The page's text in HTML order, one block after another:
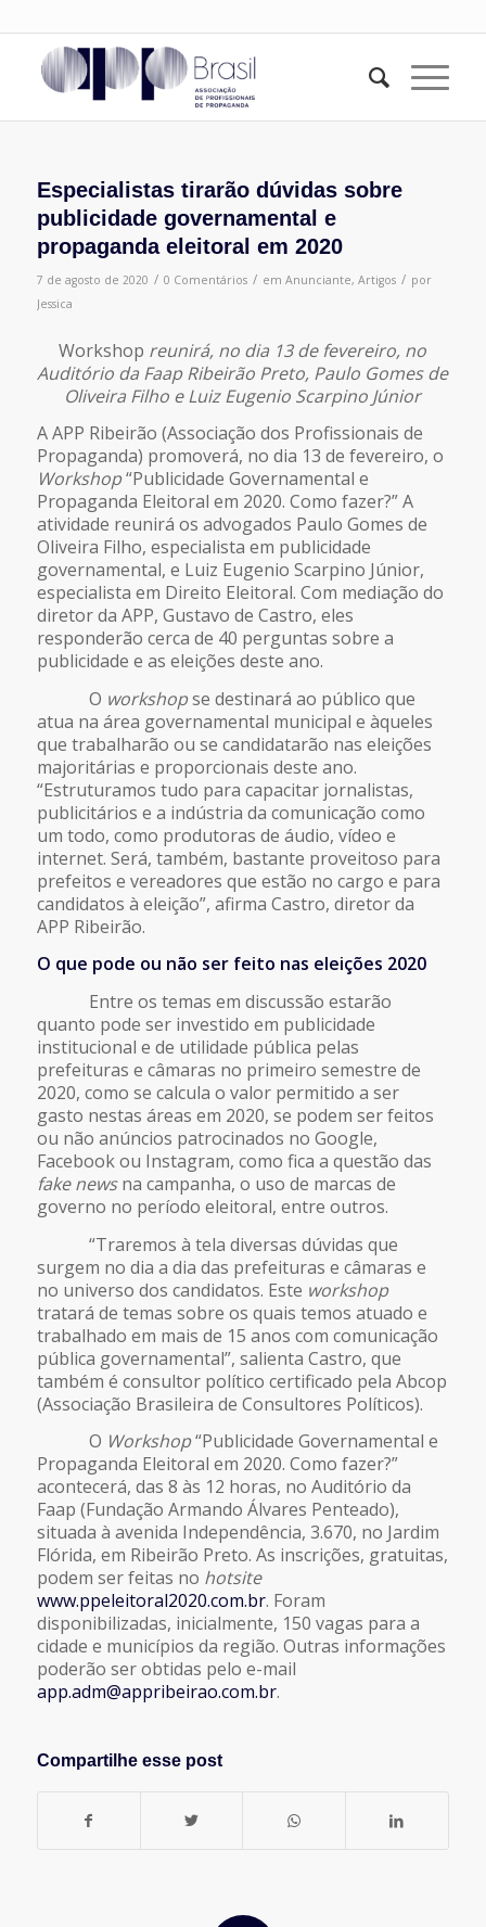
Especialistas tirarão dúvidas sobre
publicidade governamental e
propaganda eleitoral em 2020
7 de agosto de 2020 / 0 Comentários / em Anunciante, Artigos / por
Jessica
Workshop reunirá, no dia 13 de fevereiro, no
Auditório da Faap Ribeirão Preto, Paulo Gomes de
Oliveira Filho e Luiz Eugenio Scarpino Júnior
A APP Ribeirão (Associação dos Profissionais de
Propaganda) promoverá, no dia 13 de fevereiro, o
Workshop“Publicidade Governamental e
Propaganda Eleitoral em 2020. Como fazer?” A
atividade reunirá os advogados Paulo Gomes de
Oliveira Filho, especialista em publicidade
governamental, e Luiz Eugenio Scarpino Júnior,
especialista em Direito Eleitoral. Com mediação do
diretor da APP, Gustavo de Castro, eles
responderão cerca de 40 perguntas sobre a
publicidade e as eleições deste ano.
O workshopse destinará ao público que
atua na área governamental municipal e àqueles
que trabalharão ou se candidatarão nas eleições
majoritárias e proporcionais deste ano.
“Estruturamos tudo para capacitar jornalistas,
publicitários e a indústria da comunicação como
um todo, como produtoras de áudio, vídeo e
internet. Será, também, bastante proveitoso para
prefeitos e vereadores que estão no cargo e para
candidatos à eleição”, afirma Castro, diretor da
APP Ribeirão.
O que pode ou não ser feito nas eleições 2020
Entre os temas em discussão estarão
quanto pode ser investido em publicidade
institucional e de utilidade pública pelas
prefeituras e câmaras no primeiro semestre de
2020, como se calcula o valor permitido a ser
gasto nestas áreas em 2020, se podem ser feitos
ou não anúncios patrocinados no Google,
Facebook ou Instagram, como fica a questão das
fake newsna campanha, o uso de marcas de
governo no período eleitoral, entre outros.
“Traremos à tela diversas dúvidas que
surgem no dia a dia das prefeituras e câmaras e
no universo dos candidatos. Este workshop
tratará de temas sobre os quais temos atuado e
trabalhado em mais de 15 anos com comunicação
pública governamental”, salienta Castro, que
também é consultor político certificado pela Abcop
(Associação Brasileira de Consultores Políticos).
O Workshop“Publicidade Governamental e
Propaganda Eleitoral em 2020. Como fazer?”
acontecerá, das 8 às 12 horas, no Auditório da
Faap (Fundação Armando Álvares Penteado),
situada à avenida Independência, 3.670, no Jardim
Flórida, em Ribeirão Preto. As inscrições, gratuitas,
podem ser feitas no hotsite
www.ppeleitoral2020.com.br. Foram
disponibilizadas, inicialmente, 150 vagas para a
cidade e municípios da região. Outras informações
poderão ser obtidas pelo e-mail
app.adm@appribeirao.com.br.
Compartilhe esse post